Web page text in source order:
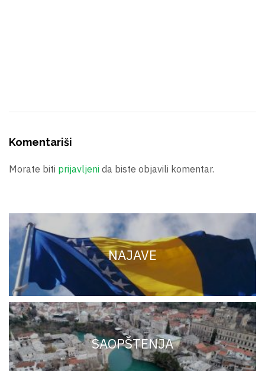
Komentariši
Morate biti prijavljeni da biste objavili komentar.
NAJAVE
SAOPŠTENJA